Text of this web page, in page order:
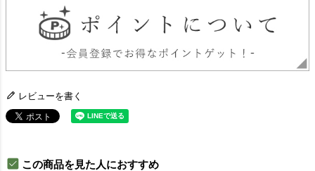
レビューを書く
この商品を見た人におすすめ